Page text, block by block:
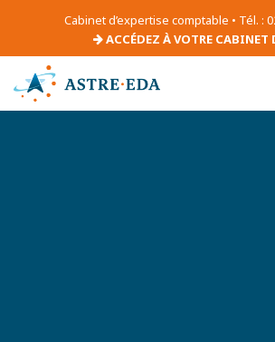
Cabinet d’expertise comptable • Tél. :
ACCÉDEZ À VOTRE